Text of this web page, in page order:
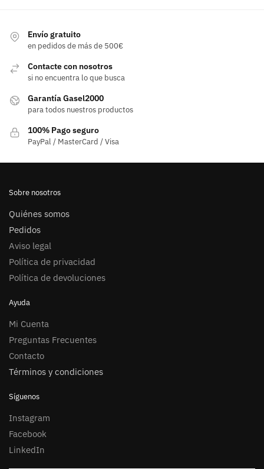
Las
opciones
se
elegir
página
de
Envío gratuito
en pedidos de más de 500€
Contacte con nosotros
si no encuentra lo que busca
Garantía Gasel2000
para todos nuestros productos
100% Pago seguro
PayPal / MasterCard / Visa
Sobre nosotros
Quiénes somos
Pedidos
Aviso legal
Política de privacidad
Política de devoluciones
Ayuda
Mi Cuenta
Preguntas Frecuentes
Contacto
Términos y condiciones
Síguenos
Instagram
Facebook
LinkedIn